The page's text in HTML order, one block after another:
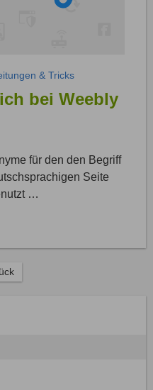
& Tricks
bei Weebly
für den den Begriff
Seite
…